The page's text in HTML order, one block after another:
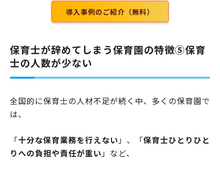
導入事例のご紹介（無料）
保育士が辞めてしまう保育園の特徴⑤保育
士の人数が少ない
全国的に保育士の人材不足が続く中、多くの保育園で
は、
「十分な保育業務を行えない 」、「保育士ひとりひと
りへの負担や責任が重い 」など、